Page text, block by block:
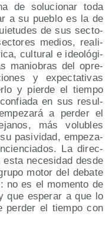
de solu­cio­nar toda
a su pue­blo es la de
de sus sec­to­
medios, rea­li­
cul­tu­ral e ideo­ló­gi­
manio­bras del opre­
y expec­ta­ti­vas
y pier­de el tiem­po
en sus resul­
a per­der el
más volu­bles
pasi­vi­dad, empe­za­
La direc­
nece­si­dad des­de
motor del deba­te
no es el momen­to de
que espe­rar a que lo
per­der el tiem­po con